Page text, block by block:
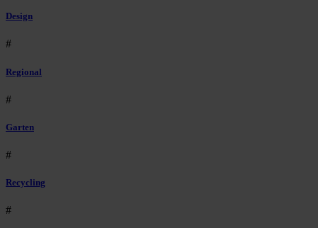
Design
#
Regional
#
Garten
#
Recycling
#